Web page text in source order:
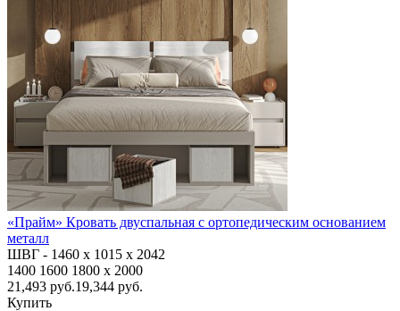
«Прайм» Кровать двуспальная с ортопедическим основанием
металл
ШВГ - 1460 х 1015 х 2042
1400 1600 1800 x 2000
21,493 руб.19,344 руб.
Купить